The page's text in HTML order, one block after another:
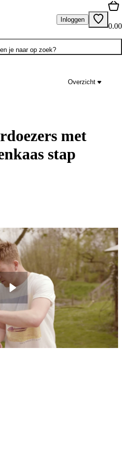
Inloggen
0.00
je naar op zoek?
Overzicht
met
stap